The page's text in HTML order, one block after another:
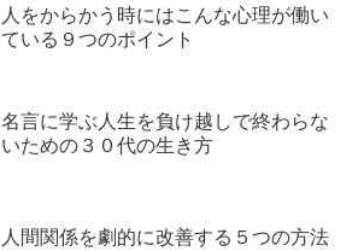
人をからかう時にはこんな心理が働い
ている９つのポイント
名言に学ぶ人生を負け越しで終わらな
いための３０代の生き方
人間関係を劇的に改善する５つの方法